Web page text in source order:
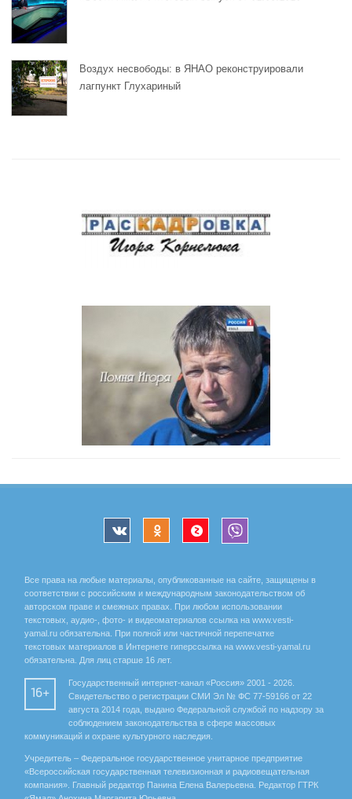
Воздух несвободы: в ЯНАО реконструировали
лагпункт Глухариный
Все права на любые материалы, опубликованные на сайте, защищены в
соответствии с российским и международным законодательством об
авторском праве и смежных правах. При любом использовании
текстовых, аудио-, фото- и видеоматериалов ссылка на www.vesti-
yamal.ru обязательна. При полной или частичной перепечатке
текстовых материалов в Интернете гиперссылка на www.vesti-yamal.ru
обязательна. Для лиц старше 16 лет.
16+
Государственный интернет-канал «Россия» 2001 - 2026.
Свидетельство о регистрации СМИ Эл № ФС 77-59166 от 22
августа 2014 года, выдано Федеральной службой по надзору за
соблюдением законодательства в сфере массовых
коммуникаций и охране культурного наследия.
Учредитель – Федеральное государственное унитарное предприятие
«Всероссийская государственная телевизионная и радиовещательная
компания». Главный редактор Панина Елена Валерьевна. Редактор ГТРК